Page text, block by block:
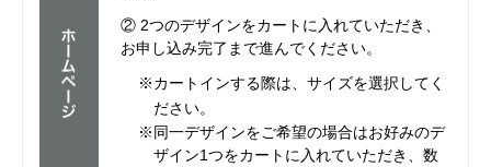
② 2つのデザインをカートに入れていただき、
お申し込み完了まで進んでください。
※カートインする際は、サイズを選択してく
ださい。
※同一デザインをご希望の場合はお好みのデ
ザイン1つをカートに入れていただき、数